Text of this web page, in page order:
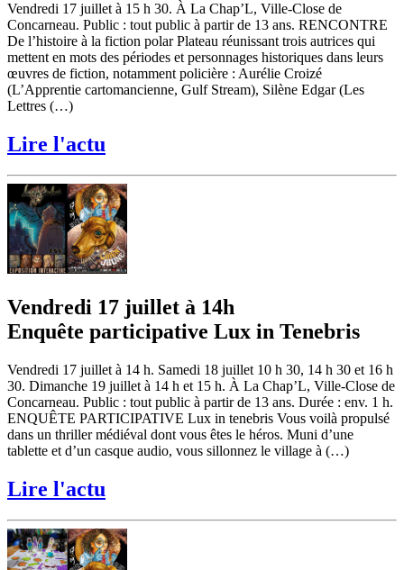
Vendredi 17 juillet à 15 h 30. À La Chap’L, Ville-Close de
Concarneau. Public : tout public à partir de 13 ans. RENCONTRE
De l’histoire à la fiction polar Plateau réunissant trois autrices qui
mettent en mots des périodes et personnages historiques dans leurs
œuvres de fiction, notamment policière : Aurélie Croizé
(L’Apprentie cartomancienne, Gulf Stream), Silène Edgar (Les
Lettres (…)
Lire l'actu
Vendredi 17 juillet à 14h
Enquête participative Lux in Tenebris
Vendredi 17 juillet à 14 h. Samedi 18 juillet 10 h 30, 14 h 30 et 16 h
30. Dimanche 19 juillet à 14 h et 15 h. À La Chap’L, Ville-Close de
Concarneau. Public : tout public à partir de 13 ans. Durée : env. 1 h.
ENQUÊTE PARTICIPATIVE Lux in tenebris Vous voilà propulsé
dans un thriller médiéval dont vous êtes le héros. Muni d’une
tablette et d’un casque audio, vous sillonnez le village à (…)
Lire l'actu